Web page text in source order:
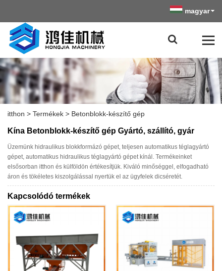
magyar
itthon > Termékek > Betonblokk-készítő gép
Kína Betonblokk-készítő gép Gyártó, szállító, gyár
Üzemünk hidraulikus blokkformázó gépet, teljesen automatikus téglagyártó
gépet, automatikus hidraulikus téglagyártó gépet kínál. Termékeinket
elsősorban itthon és külföldön értékesítjük. Kiváló minőséggel, elfogadható
áron és tökéletes kiszolgálással nyertük el az ügyfelek dicséretét.
Kapcsolódó termékek